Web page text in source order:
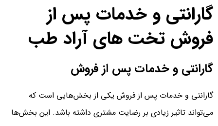
گارانتی و خدمات پس از
فروش تخت های آراد طب
گارانتی و خدمات پس از فروش
گارانتی و خدمات پس از فروش یکی از بخش‌هایی است که
می‌تواند تاثیر زیادی بر رضایت مشتری داشته باشد. این بخش‌ها